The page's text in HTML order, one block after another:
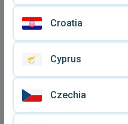
Croatia
Cyprus
Czechia